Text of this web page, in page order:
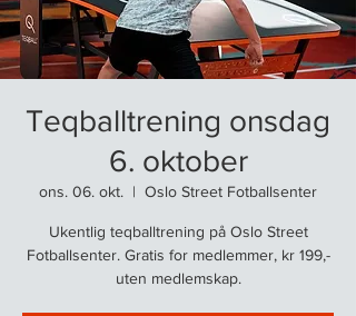
Teqballtrening onsdag
6. oktober
ons. 06. okt.
  |
Oslo Street Fotballsenter
Ukentlig teqballtrening på Oslo Street
Fotballsenter. Gratis for medlemmer, kr 199,-
uten medlemskap.